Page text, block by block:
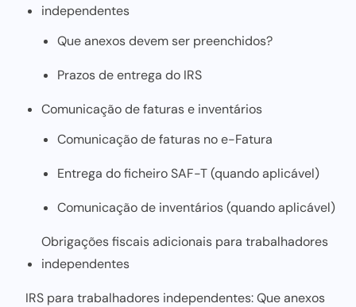
independentes
Que anexos devem ser preenchidos?
Prazos de entrega do IRS
Comunicação de faturas e inventários
Comunicação de faturas no e-Fatura
Entrega do ficheiro SAF-T (quando aplicável)
Comunicação de inventários (quando aplicável)
Obrigações fiscais adicionais para trabalhadores
independentes
IRS para trabalhadores independentes: Que anexos